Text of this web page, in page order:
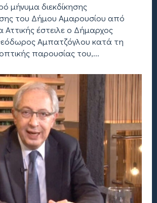
μήνυμα διεκδίκησης
του Δήμου Αμαρουσίου από
Αττικής έστειλε ο Δήμαρχος
Αμπατζόγλου κατά τη
παρουσίας του,...